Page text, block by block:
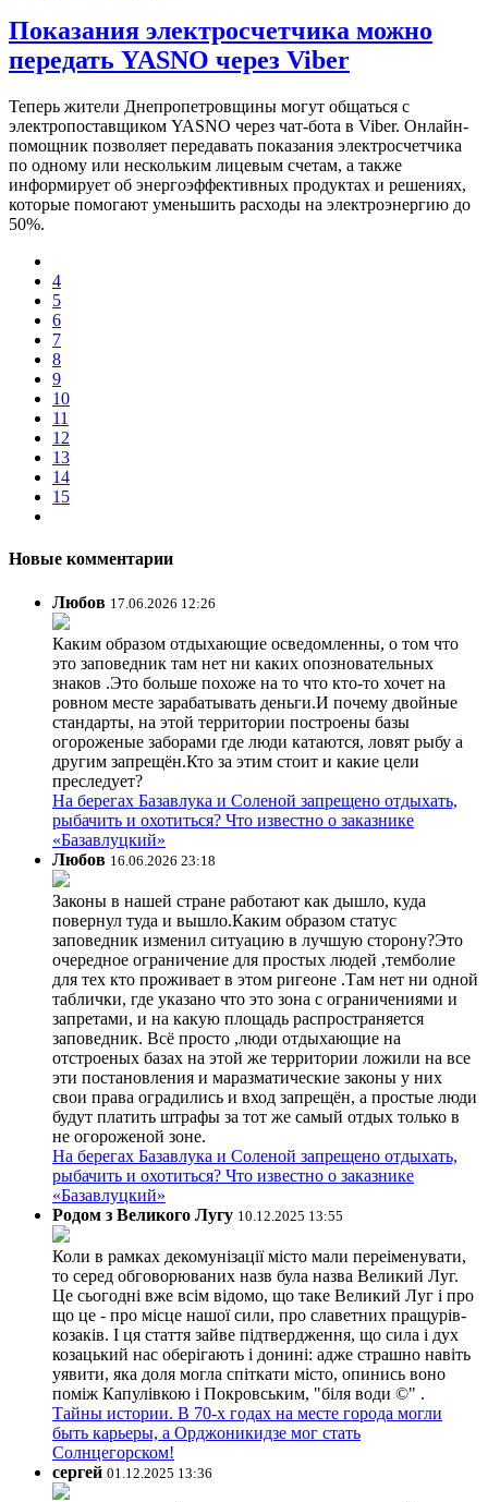
Показания электросчетчика можно
передать YASNO через Viber
Теперь жители Днепропетровщины могут общаться с
электропоставщиком YASNO через чат-бота в Viber. Онлайн-
помощник позволяет передавать показания электросчетчика
по одному или нескольким лицевым счетам, а также
информирует об энергоэффективных продуктах и решениях,
которые помогают уменьшить расходы на электроэнергию до
50%.
4
5
6
7
8
9
10
11
12
13
14
15
Новые комментарии
Любов 17.06.2026 12:26
Каким образом отдыхающие осведомленны, о том что
это заповедник там нет ни каких опозновательных
знаков .Это больше похоже на то что кто-то хочет на
ровном месте зарабатывать деньги.И почему двойные
стандарты, на этой территории построены базы
огороженые заборами где люди катаются, ловят рыбу а
другим запрещён.Кто за этим стоит и какие цели
преследует?
На берегах Базавлука и Соленой запрещено отдыхать,
рыбачить и охотиться? Что известно о заказнике
«Базавлуцкий»
Любов 16.06.2026 23:18
Законы в нашей стране работают как дышло, куда
повернул туда и вышло.Каким образом статус
заповедник изменил ситуацию в лучшую сторону?Это
очередное ограничение для простых людей ,темболие
для тех кто проживает в этом ригеоне .Там нет ни одной
таблички, где указано что это зона с ограничениями и
запретами, и на какую площадь распространяется
заповедник. Всё просто ,люди отдыхающие на
отстроеных базах на этой же территории ложили на все
эти постановления и маразматические законы у них
свои права оградились и вход запрещён, а простые люди
будут платить штрафы за тот же самый отдых только в
не огороженой зоне.
На берегах Базавлука и Соленой запрещено отдыхать,
рыбачить и охотиться? Что известно о заказнике
«Базавлуцкий»
Родом з Великого Лугу 10.12.2025 13:55
Коли в рамках декомунізації місто мали переіменувати,
то серед обговорюваних назв була назва Великий Луг.
Це сьогодні вже всім відомо, що таке Великий Луг і про
що це - про місце нашої сили, про славетних пращурів-
козаків. І ця стаття зайве підтвердження, що сила і дух
козацький нас оберігають і донині: адже страшно навіть
уявити, яка доля могла спіткати місто, опинись воно
поміж Капулівкою і Покровським, "біля води ©" .
Тайны истории. В 70-х годах на месте города могли
быть карьеры, а Орджоникидзе мог стать
Солнцегорском!
сергей 01.12.2025 13:36